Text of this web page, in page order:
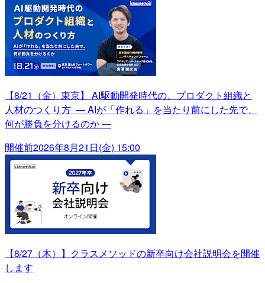
【8/21（金）東京】 AI駆動開発時代の、プロダクト組織と
人材のつくり方 ― AIが「作れる」を当たり前にした先で、
何が勝負を分けるのか ―
開催前2026年8月21日(金) 15:00
【8/27（木）】クラスメソッドの新卒向け会社説明会を開催
します